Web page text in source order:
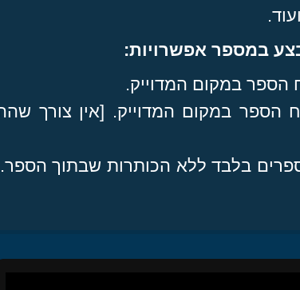
במספר אפשרויות:
הספר במקום המדוייק.
הספר במקום המדוייק. [אין צורך
בלבד ללא הכותרות שבתוך הספר.